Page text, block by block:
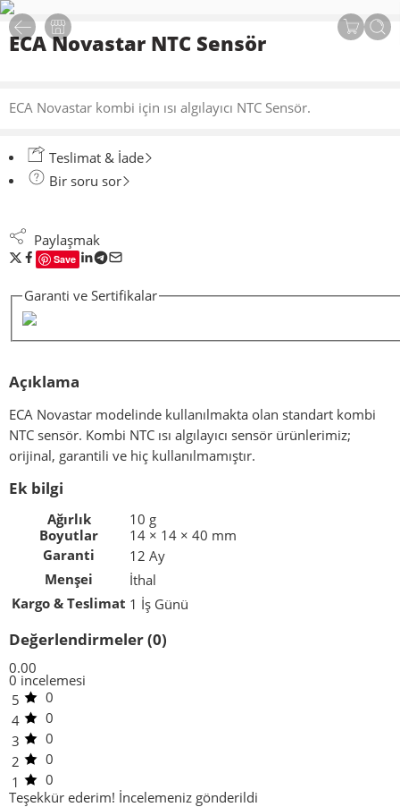
ECA Novastar NTC Sensör
ECA Novastar kombi için ısı algılayıcı NTC Sensör.
Teslimat & İade
Bir soru sor
Paylaşmak
Save
Garanti ve Sertifikalar
Açıklama
ECA Novastar modelinde kullanılmakta olan standart kombi
NTC sensör. Kombi NTC ısı algılayıcı sensör ürünlerimiz;
orijinal, garantili ve hiç kullanılmamıştır.
Ek bilgi
Ağırlık
10 g
Boyutlar
14 × 14 × 40 mm
Garanti
12 Ay
Menşei
İthal
Kargo & Teslimat 1 İş Günü
Değerlendirmeler (0)
0.00
0 incelemesi
5
0
4
0
3
0
2
0
1
0
Teşekkür ederim! İncelemeniz gönderildi